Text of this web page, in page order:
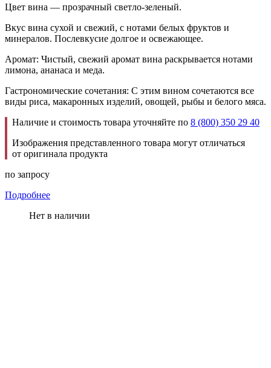
Цвет вина — прозрачный светло-зеленый.
Вкус вина сухой и свежий, с нотами белых фруктов и
минералов. Послевкусие долгое и освежающее.
Аромат: Чистый, свежий аромат вина раскрывается нотами
лимона, ананаса и меда.
Гастрономические сочетания: С этим вином сочетаются все
виды риса, макаронных изделий, овощей, рыбы и белого мяса.
Наличие и стоимость товара уточняйте по 8 (800) 350 29 40
Изображения представленного товара могут отличаться
от оригинала продукта
по запросу
Подробнее
Нет в наличии